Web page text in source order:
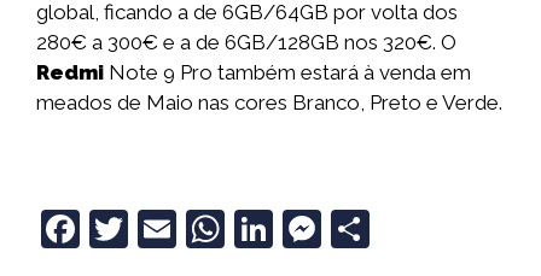
global, ficando a de 6GB/64GB por volta dos
280€ a 300€ e a de 6GB/128GB nos 320€. O
Redmi Note 9 Pro também estará à venda em
meados de Maio nas cores Branco, Preto e Verde.
F
T
E
W Li M